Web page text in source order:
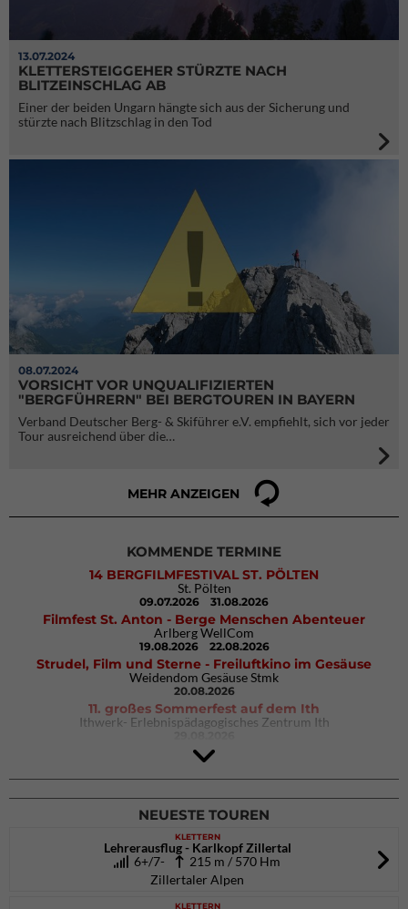
13.07.2024
KLETTERSTEIGGEHER STÜRZTE NACH
BLITZEINSCHLAG AB
Einer der beiden Ungarn hängte sich aus der Sicherung und
stürzte nach Blitzschlag in den Tod
08.07.2024
VORSICHT VOR UNQUALIFIZIERTEN
"BERGFÜHRERN" BEI BERGTOUREN IN BAYERN
Verband Deutscher Berg- & Skiführer e.V. empfiehlt, sich vor jeder
Tour ausreichend über die…
MEHR ANZEIGEN
KOMMENDE TERMINE
14 BERGFILMFESTIVAL ST. PÖLTEN
St. Pölten
09.07.2026 31.08.2026
Filmfest St. Anton - Berge Menschen Abenteuer
Arlberg WellCom
19.08.2026 22.08.2026
Strudel, Film und Sterne - Freiluftkino im Gesäuse
Weidendom Gesäuse Stmk
20.08.2026
11. großes Sommerfest auf dem Ith
Ithwerk- Erlebnispädagogisches Zentrum Ith
4Blocs KIDS 2026
DAV Kletter- & Boulderzentrum München Süd (Thalkirchen)
26.09.2026
NEUESTE TOUREN
KLETTERN
Lehrerausflug - Karlkopf Zillertal
6+/7-
215 m / 570 Hm
Zillertaler Alpen
KLETTERN